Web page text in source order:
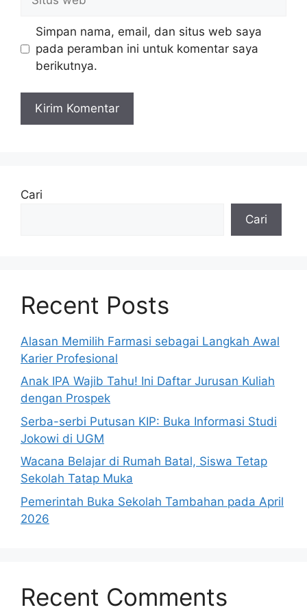
u
e
Simpan nama, email, dan situs web saya
pada peramban ini untuk komentar saya
berikutnya.
Cari
Cari
Recent Posts
Alasan Memilih Farmasi sebagai Langkah Awal
Karier Profesional
Anak IPA Wajib Tahu! Ini Daftar Jurusan Kuliah
dengan Prospek
Serba-serbi Putusan KIP: Buka Informasi Studi
Jokowi di UGM
Wacana Belajar di Rumah Batal, Siswa Tetap
Sekolah Tatap Muka
Pemerintah Buka Sekolah Tambahan pada April
2026
Recent Comments